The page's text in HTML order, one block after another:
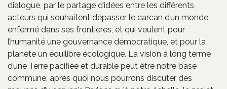
dialogue, par le partage d’idées entre les différents
acteurs qui souhaitent dépasser le carcan d’un monde
enfermé dans ses frontières, et qui veulent pour
l’humanité une gouvernance démocratique, et pour la
planète un équilibre écologique. La vision à long terme
d’une Terre pacifiée et durable peut être notre base
commune, après quoi nous pourrons discuter des